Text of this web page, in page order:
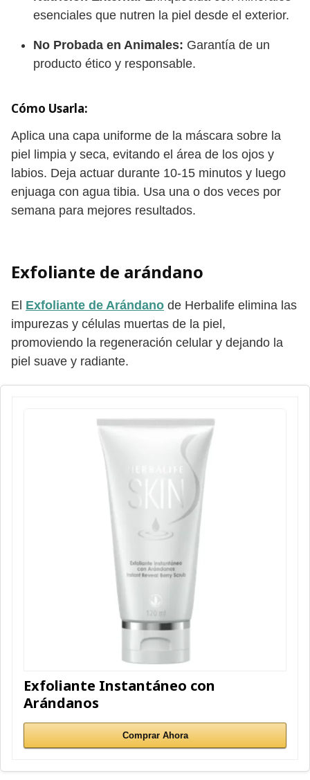
esenciales que nutren la piel desde el exterior.
No Probada en Animales: Garantía de un
producto ético y responsable.
Cómo Usarla:
Aplica una capa uniforme de la máscara sobre la
piel limpia y seca, evitando el área de los ojos y
labios. Deja actuar durante 10-15 minutos y luego
enjuaga con agua tibia. Usa una o dos veces por
semana para mejores resultados.
Exfoliante de arándano
El Exfoliante de Arándano de Herbalife elimina las
impurezas y células muertas de la piel,
promoviendo la regeneración celular y dejando la
piel suave y radiante.
Exfoliante Instantáneo con
Arándanos
Comprar Ahora